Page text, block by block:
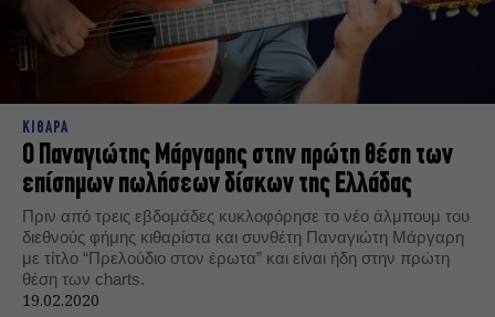
ΚΙΘΑΡΑ
Ο Παναγιώτης Μάργαρης στην πρώτη θέση των
επίσημων πωλήσεων δίσκων της Ελλάδας
Πριν από τρεις εβδομάδες κυκλοφόρησε το νέο άλμπουμ του
διεθνούς φήμης κιθαρίστα και συνθέτη Παναγιώτη Μάργαρη
με τίτλο “Πρελούδιο στον έρωτα” και είναι ήδη στην πρώτη
θέση των charts.
19.02.2020